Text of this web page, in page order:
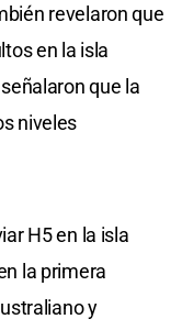
revelaron que
en la isla
que la
niveles
H5 en la isla
la primera
y